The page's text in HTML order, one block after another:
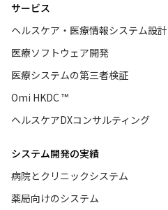
サービス
ヘルスケア・医療情報システム設計
医療ソフトウェア開発
医療システムの第三者検証
Omi HKDC ™
ヘルスケアDXコンサルティング
システム開発の実績
病院とクリニックシステム
薬局向けのシステム